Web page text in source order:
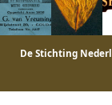
De Stichting